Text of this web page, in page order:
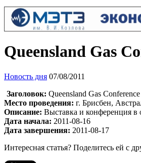
Queensland Gas
Новость дня 07/08/2011
Заголовок: Queensland Gas
Место проведения: г. Брисбен,
Описание: Выставка и конференция в
Дата начала: 2011-08-16
Дата завершения: 2011-08-17
Интересная статья? Поделитесь ей с